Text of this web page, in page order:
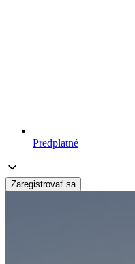
Predplatné
Zaregistrovať sa